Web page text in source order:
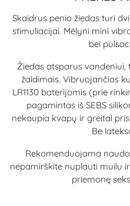
Skaidrus penio žiedas turi
stimuliacijai. Mėlyni mini
bei
Žiedas atsparus vandeniui,
žaidimais. Vibruojančios
LR1130 baterijomis (prie
pagamintas iš SEBS
nekaupia kvapų ir greitai
Be
Rekomenduojama
nepamirškite nuplauti muilu
priemonę